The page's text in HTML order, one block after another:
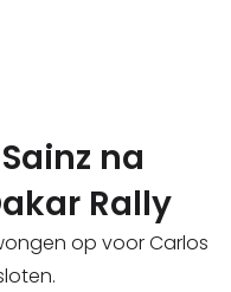
na
Rally
op voor Carlos